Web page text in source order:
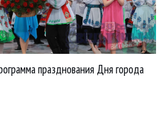
празднования Дня города